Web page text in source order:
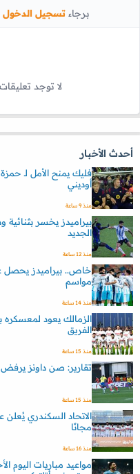
برجاءتسجيل الدخول
لا توجد
أحدث الأخبار
فليك يمنح الأمل لـ
أوديني
منذ 9 ساعة
بيراميدز يخسر بثنائية
الجديد
منذ 12 ساعة
مواسم
منذ 14 ساعة
الزمالك يعود لمعسكره
الفريق
منذ 15 ساعة
تقارير: صن داونز يرفض
منذ 15 ساعة
الاتحاد السكندري
مجانًا
منذ 16 ساعة